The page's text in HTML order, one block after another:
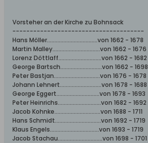
Vorsteher an der Kirche zu Bohnsack
--------------------------------------
Hans Möller..................................von 1662 - 1678
Martin Malley................................von 1662 - 1676
Lorenz Döttlaff.............................von 1662 - 1682
George Bartsch............................von 1662 - 1698
Peter Bastjan...............................von 1676 - 1678
Johann Lehnert............................von 1678 - 1688
George Eggert.............................von 1678 - 1693
Peter Heinrichs.............................von 1682 - 1692
Jacob Kohnke...............................von 1688 - 1711
Hans Schmidt...............................von 1692 - 1719
Klaus Engels.................................von 1693 - 1719
Jacob Stachau..............................von 1698 - 1701